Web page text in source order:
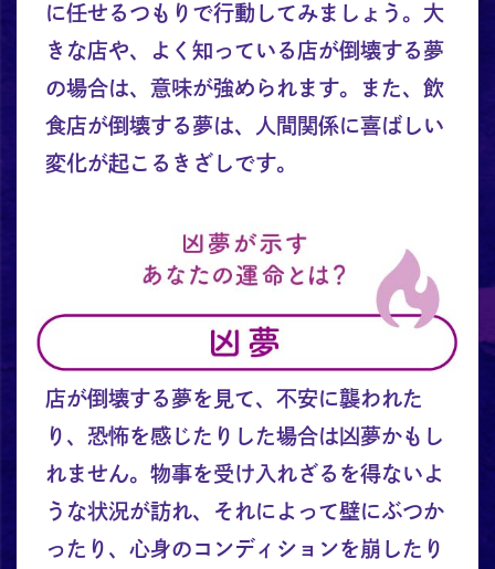
に任せるつもりで行動してみましょう。大
きな店や、よく知っている店が倒壊する夢
の場合は、意味が強められます。また、飲
食店が倒壊する夢は、人間関係に喜ばしい
変化が起こるきざしです。
店が倒壊する夢を見て、不安に襲われた
り、恐怖を感じたりした場合は凶夢かもし
れません。物事を受け入れざるを得ないよ
うな状況が訪れ、それによって壁にぶつか
ったり、心身のコンディションを崩したり